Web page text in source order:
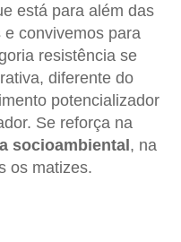
está para além das
convivemos para
resistência se
diferente do
potencializador
Se reforça na
socioambiental, na
os matizes.